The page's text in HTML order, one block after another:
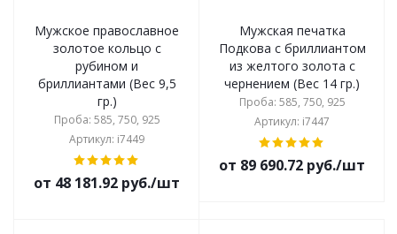
Мужское православное
золотое кольцо с
рубином и
бриллиантами (Вес 9,5
гр.)
Проба: 585, 750, 925
Артикул: i7449
от 48 181.92 руб./шт
Мужская печатка
Подкова с бриллиантом
из желтого золота с
чернением (Вес 14 гр.)
Проба: 585, 750, 925
Артикул: i7447
от 89 690.72 руб./шт